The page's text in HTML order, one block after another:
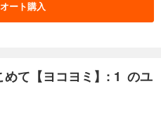
をこめて【ヨコヨミ】: 13
ート購入
めて【ヨコヨミ】: 1 のユ